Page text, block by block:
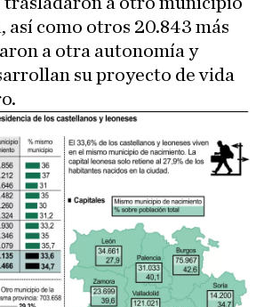
así como otros 20.843 más
a otra autonomía y
su proyecto de vida